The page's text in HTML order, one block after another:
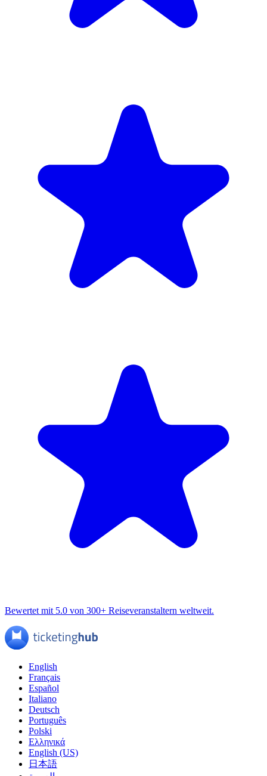
Bewertet mit 5.0 von 300+ Reiseveranstaltern weltweit.
English
Français
Español
Italiano
Deutsch
Português
Polski
Ελληνικά
English (US)
日本語